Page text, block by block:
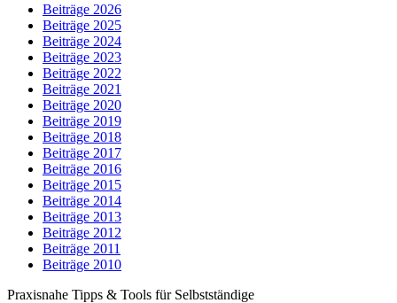
Beiträge 2026
Beiträge 2025
Beiträge 2024
Beiträge 2023
Beiträge 2022
Beiträge 2021
Beiträge 2020
Beiträge 2019
Beiträge 2018
Beiträge 2017
Beiträge 2016
Beiträge 2015
Beiträge 2014
Beiträge 2013
Beiträge 2012
Beiträge 2011
Beiträge 2010
Praxisnahe Tipps & Tools für Selbstständige